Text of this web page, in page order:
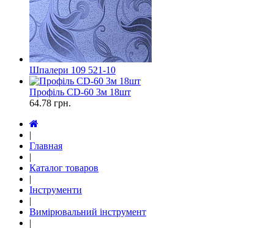
Шпалери 109 521-10
Профіль CD-60 3м 18шт
64.78 грн.
|
Главная
|
Каталог товаров
|
Інструменти
|
Вимірювальний інструмент
|